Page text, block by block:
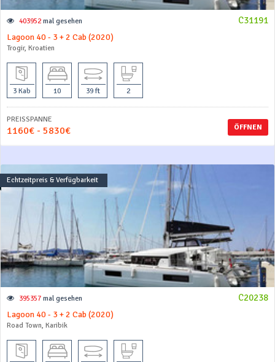
C31191
403952 mal gesehen
Lagoon 40 - 3 + 2 Cab (2020)
Trogir, Kroatien
3 Kab 10 39 ft 2
ÖFFNEN
PREISSPANNE
1160€ - 5830€
Echtzeitpreis & Verfügbarkeit
C20238
395357 mal gesehen
Lagoon 40 - 3 + 2 Cab (2020)
Road Town, Karibik